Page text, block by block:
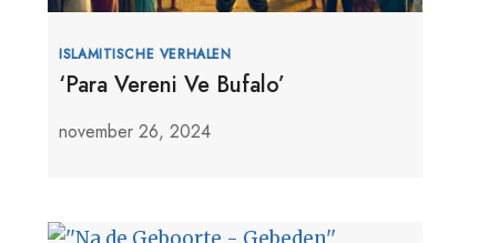
ISLAMITISCHE VERHALEN
‘Para Vereni Ve Bufalo’
november 26, 2024